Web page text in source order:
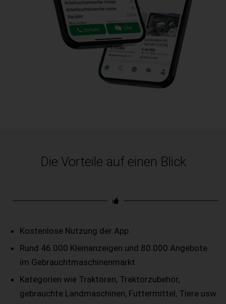
Die Vorteile auf einen Blick
Kostenlose Nutzung der App
Rund 46.000 Kleinanzeigen und 80.000 Angebote
im Gebrauchtmaschinenmarkt
Kategorien wie Traktoren, Traktorzubehör,
gebrauchte Landmaschinen, Futtermittel, Tiere usw.